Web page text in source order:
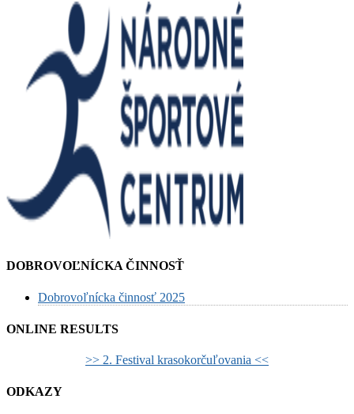
DOBROVOĽNÍCKA ČINNOSŤ
Dobrovoľnícka činnosť 2025
ONLINE RESULTS
>> 2. Festival krasokorčuľovania <<
ODKAZY